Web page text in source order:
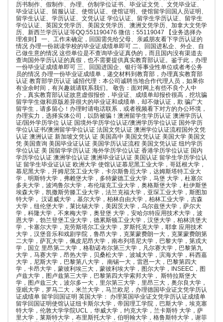
历书制作、假制作、办理、仿制学位证书、毕业证文凭 、文凭毕业证、
毕业证认证、留服认证、使馆认证、使馆证明、使馆留学回国人员证明、
留学生认证、学历认证、文凭认证 学位认证、留学生学历认证、留学生
学位认证、英国文凭学历、美国文凭学历、澳洲文凭学历、加拿大文凭学
历、新西兰学历认证等QQ:551190476 微信：55119047 【业务选择办
理准则】 一、工作未确定，回国需先给父母、亲戚朋友看下学历认证的
情况 办理一份就读学校的毕业证成绩单即可 二、回国进私企、外企、自
己做生意的情况 这些单位是不查询毕业证真伪的，而且国内没有渠道去
查询国外学历认证的真假，也不需要提供真实教育部认证。鉴于此，办理
一份毕业证成绩单即可 三、回国进国企、银行等事业性单位或者考公务
员的情况 办理一份毕业证成绩单，递交材料到教育部，办理真实教育部
认证 教育部学历认证 诚招代理：本公司诚聘当地合作代理人员，如果你
有业余时间，有兴趣就请联系我们。 敬告：面对网上有些不良个人中
介，真实教育部认证故意虚假报价，毕业证、成绩单却报价很高，挖坑骗
留学学生做和原版差异很大的毕业证和成绩单，却不做认证，欺 骗广大
留学生，请多留心！办理时请电话联系，或者视频看下对方的办公环境，
办理实力，选择实体公司，以防被骗！澳洲留学生学历认证 澳洲学历认
证/国外学历学位 认证 国境外学历学位认证/澳洲学历学位认证 国外学历
学位认证书/澳洲留学学位认证 法国文凭认证 澳洲学位认证流程国外文凭
认证 澳洲认证 新加坡文凭认 证 美国高中 美国文凭认证 美国大学 美国文
凭 美国查询 美国毕业证认证 美国学历认证流程 美国文凭认证 纽约学历
学位认证 美 国留学学历认证 海外学历学位认证 香港学历学位认证 国内
学历学位认证 澳洲学位认证 澳洲毕业证认证 美国认证 留学生学历学位认
证 留学生毕业证认证 欧洲大学 使馆认证慕尼黑工业大学，哥廷根大学，
慕尼黑大学，开姆尼茨工业大学，卡尔斯鲁厄大学，达姆斯塔特工业大
学，明斯特大学，弗赖堡大学，多特蒙德工业大学，马堡 大学，杜塞尔
多夫大学，波鸿鲁尔大学，布伦瑞克工业大学，奥格斯堡大学，杜伊斯堡
埃森大学，凯撒斯劳滕工业大学，法兰克福大学，亚琛工业大学，斯图加
特大学， 汉诺威大学，基尔大学，柏林自由大学，柏林工业大学，吉森
大学，纽伦堡大学，莱比锡大学，美因茨大学，乌尔兹堡大学，萨尔大
学，科隆大学，不来梅大学，奥登堡 大学，安哈尔特应用技术大学，波
恩大学，勃兰登堡工业大学，德累斯顿工业大学，汉堡大学，柏林洪堡大
学，卡塞尔大学，克劳斯塔尔工业大学，罗斯托克大学，耶拿 应用技术
大学，汉堡音乐和戏剧学院，鲁昂大学，克莱蒙费朗一大，克莱蒙费朗第
二大学，萨瓦大学，佩皮尼昂大学，南布列塔尼大学，巴黎大学，第戎大
学，国立 里昂第二大学，格勒诺布尔第三大学，凡尔赛大学，巴黎第九
大学，马赛大学，昂热大学，贝桑松大学，波城大学，滨海大学，科西嘉
大学，尼斯大学，巴黎第八大学， 南锡一大，雷恩一大，巴黎第四大
学，卡昂大学，蒙彼利埃三大，蒙彼利埃大学，图尔大学，INSEEC，图
卢兹大学，图卢兹第三大学，巴黎第四大学索邦大学， 斯特拉斯堡大
学，图卢兹三大，波尔多一大，里尔第三大学，里昂三大，奥尔良大学，
亚眠大学，罗马二大，米兰大学，马兰欧尼，办理德国毕业证文凭学历认
证成绩单 留学回国证明 英国大学： 办理英国毕业证文凭学历认证成绩单
留学回国证明使馆认证纽卡斯尔大学，帝国理工学院，巴斯大学，埃克塞
特大学，伦敦大学学院UCL，华威大学，约克大学，兰卡斯特 大学，萨
里大学，莱斯特大学，布里斯托大学，伯明翰大学，格鲁斯特大学，谢菲